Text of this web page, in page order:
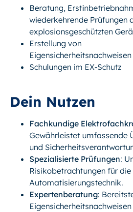
Beratung,
wiederkehrende Prüfungen
explosionsgeschützten
Erstellung von
Eigensicherheitsnachweisen
Schulungen im EX-Schutz
Dein Nutzen
Fachkundige
Gewährleistet umfassende
und
Spezialisierte Prüfungen:
Risikobetrachtungen für die
Automatisierungstechnik.
Expertenberatung:
Eigensicherheitsnachweisen